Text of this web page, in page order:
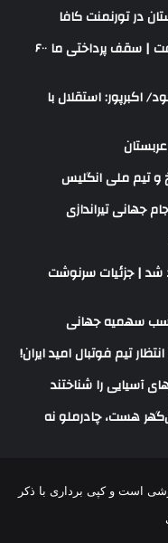
در تورنمنت کافا
استقلال با سهراب ستاره سوم را می‌گرفت | سقف پرداختی ما ۶۰۰
اکبرپور: استقلال با
و تیم ملی انگلیس
جهانی تیراندازی
شد | جزئیات سرنوشت
کسب سهمیه جهانی
تیم فوتبال امید ایران!
آسیایی را شناختند
است و کپی برداری با ذکر